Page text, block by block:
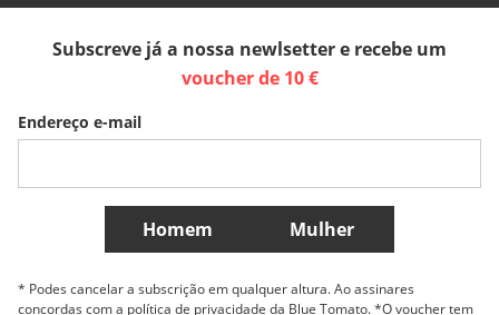
Slovenija
Belgique (Français) Danmark Norge
Mais países
Subscreve já a nossa newlsetter e recebe um
voucher de 10 €
Endereço e-mail
Homem Mulher
* Podes cancelar a subscrição em qualquer altura. Ao assinares
concordas com a política de privacidade da Blue Tomato. *O voucher tem